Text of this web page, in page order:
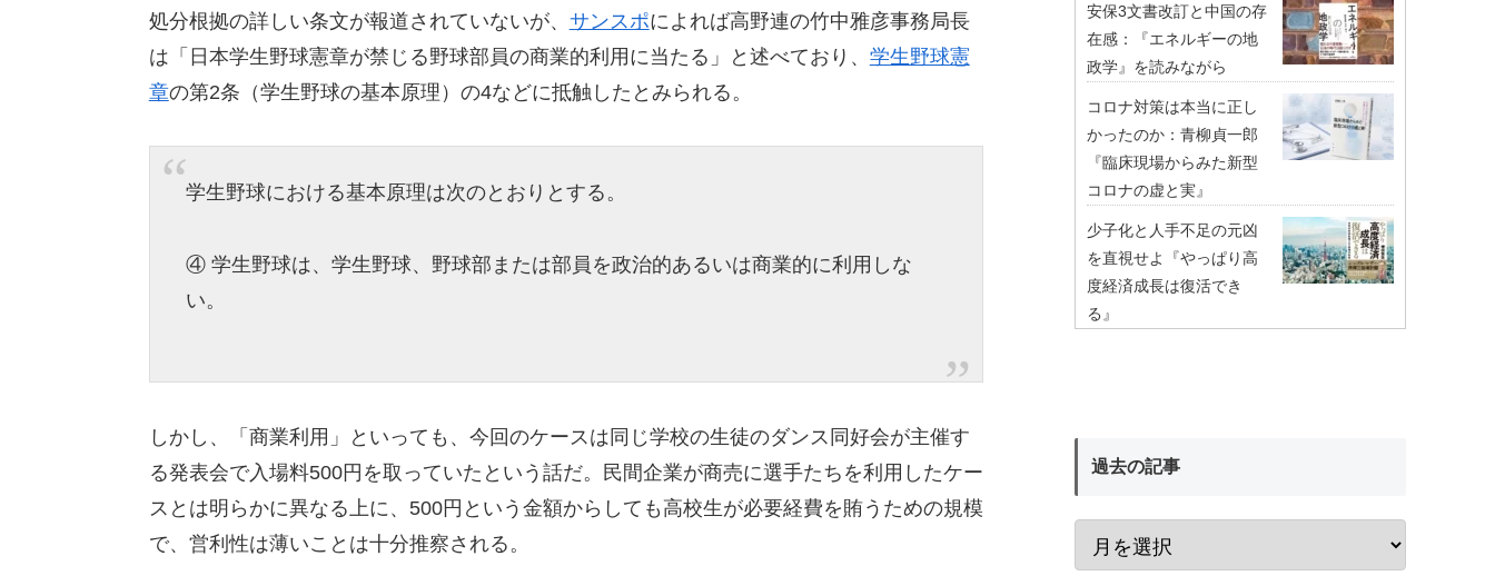
処分根拠の詳しい条文が報道されていないが、 サンスポによれば高野連の竹中雅彦事務局長
は「日本学生野球憲章が禁じる野球部員の商業的利用に当たる」と述べており、 学生野球憲
章の第2条（学生野球の基本原理）の4などに抵触したとみられる。
学生野球における基本原理は次のとおりとする。
④ 学生野球は、学生野球、野球部または部員を政治的あるいは商業的に利用しな
い。
しかし、「商業利用」といっても、今回のケースは同じ学校の生徒のダンス同好会が主催す
る発表会で入場料500円を取っていたという話だ。民間企業が商売に選手たちを利用したケー
スとは明らかに異なる上に、500円という金額からしても高校生が必要経費を賄うための規模
で、営利性は薄いことは十分推察される。
安保3文書改訂と中国の存
在感：『エネルギーの地
政学』を読みながら
コロナ対策は本当に正し
かったのか：青柳貞一郎
『臨床現場からみた新型
コロナの虚と実』
少子化と人手不足の元凶
を直視せよ『やっぱり高
度経済成長は復活でき
る』
過去の記事